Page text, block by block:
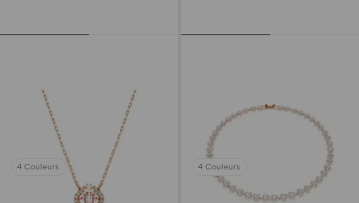
4 Couleurs 4 Couleurs